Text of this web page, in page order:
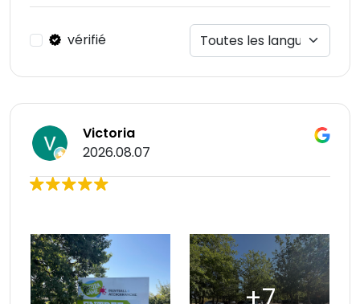
vérifié
Victoria
2026.08.07